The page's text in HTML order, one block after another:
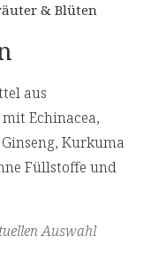
& Blüten
aus
Echinacea,
Kurkuma
Füllstoffe und
Auswahl